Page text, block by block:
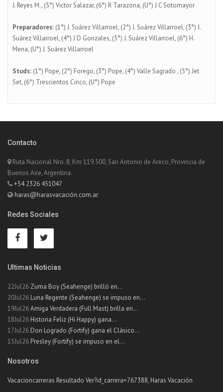
J. Reyes M., (5°) Victor Salazar, (6°) R Tarazona, (U°) J C Sotomayor
Preparadores: (1°) J. Suárez Villarroel, (2°) J. Suárez Villarroel, (3°) J.
Suárez Villarroel, (4°) J D Gonzales, (5°) J. Suárez Villarroel, (6°) H.
Mena, (U°) J. Suárez Villarroel
Studs: (1°) Pope, (2°) Forego, (3°) Pope, (4°) Valle Sagrado , (5°) Jet
Set, (6°) Trescientos Cinco, (U°) Pope
Contacto
Ruta Nacional Nro. 8, Km 119.500, San Antonio de Areco, Provincia de
Buenos Aire, Argentina.
+54 2326 451047
haras@harasvacación.com.ar
Redes Sociales
Ultimas Noticias
22Jul26 Zuma Boy (Seahenge) brilló en...
20Jul26 Luna Regente (Seahenge) se impuso en...
19Jul26Amiga Verdadera (Full Mast) brilla en...
18Jul26 Historia Feliz (Hi Happy) gana...
17Jul26 Don Logrado (Fortify) gana el Clásico...
15Jul26 Presley (Fortify) se impuso en el...
Nosotros
Vacacioncarreras Resultado Ver?id_carrera=767388, Haras Vacación